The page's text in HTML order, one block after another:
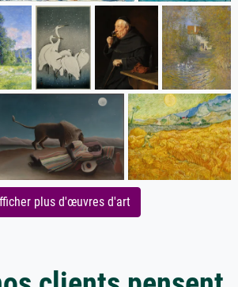
plus d'œuvres d'art